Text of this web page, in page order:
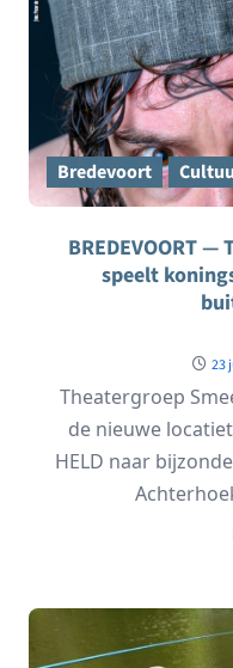
Bredevoort
BREDEVOORT
speelt
23
Theatergroep
de nieuwe
HELD naar